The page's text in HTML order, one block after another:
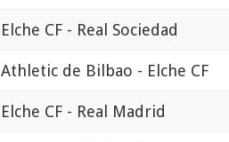
Elche CF - Real Sociedad
Athletic de Bilbao - Elche CF
Elche CF - Real Madrid